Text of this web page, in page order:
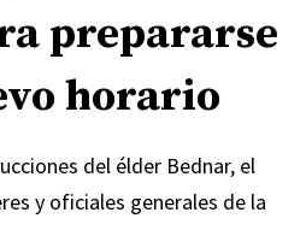
prepararse
horario
del élder Bednar, el
y oficiales generales de la